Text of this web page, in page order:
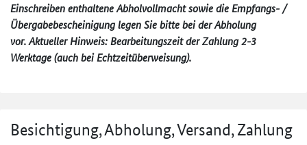
Einschreiben enthaltene Abholvollmacht sowie die Empfangs- /
Übergabebescheinigung legen Sie bitte bei der Abholung
vor. Aktueller Hinweis: Bearbeitungszeit der Zahlung 2-3
Werktage (auch bei Echtzeitüberweisung).
Besichtigung, Abholung, Versand, Zahlung